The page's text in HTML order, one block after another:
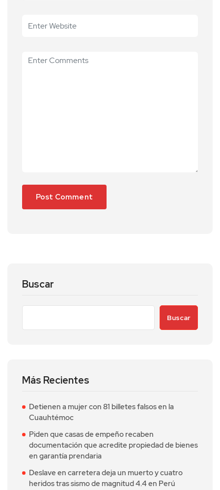
Buscar
Buscar
Más Recientes
Detienen a mujer con 81 billetes falsos en la
Cuauhtémoc
Piden que casas de empeño recaben
documentación que acredite propiedad de bienes
en garantía prendaria
Deslave en carretera deja un muerto y cuatro
heridos tras sismo de magnitud 4.4 en Perú